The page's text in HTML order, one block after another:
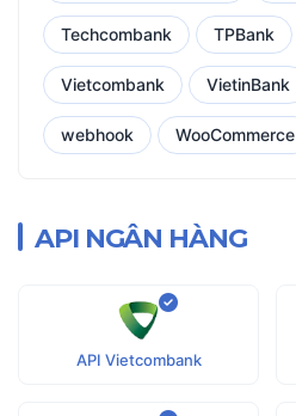
Techcombank TPBank
Vietcombank VietinBank
webhook WooCommerce
API NGÂN HÀNG
API Vietcombank